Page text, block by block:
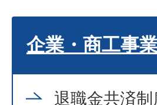
企業・商工事
退職金共済